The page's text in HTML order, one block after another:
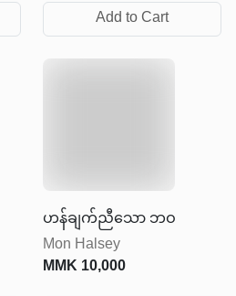
Add to Cart
ဟန်ချက်ညီသော ဘဝ
Mon Halsey
MMK10,000